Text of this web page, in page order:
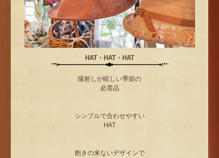
HAT・HAT・HAT
陽射しが眩しい季節の
必需品
シンプルで合わせやすい
HAT
飽きの来ないデザインで